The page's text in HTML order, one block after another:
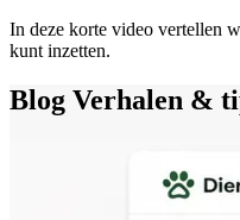
In deze korte video vertellen
kunt inzetten.
Blog Verhalen &